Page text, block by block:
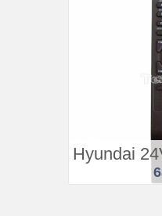
Hyundai